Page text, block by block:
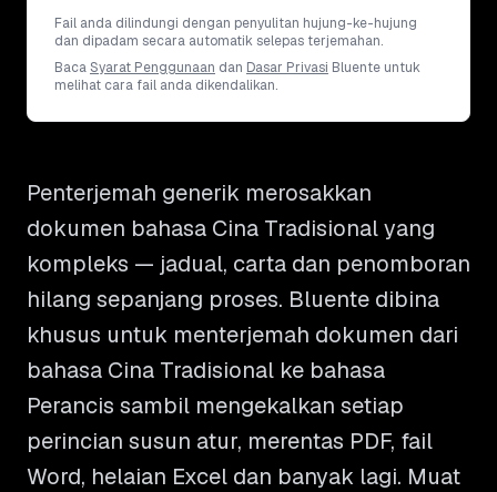
Fail anda dilindungi dengan penyulitan hujung-ke-hujung
dan dipadam secara automatik selepas terjemahan.
BacaSyarat Penggunaan dan Dasar Privasi Bluente untuk
melihat cara fail anda dikendalikan.
Penterjemah generik merosakkan
dokumen bahasa Cina Tradisional yang
kompleks — jadual, carta dan penomboran
hilang sepanjang proses. Bluente dibina
khusus untuk menterjemah dokumen dari
bahasa Cina Tradisional ke bahasa
Perancis sambil mengekalkan setiap
perincian susun atur, merentas PDF, fail
Word, helaian Excel dan banyak lagi. Muat